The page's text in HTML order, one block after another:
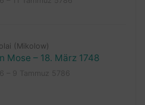
(Mikolow)
Mose – 18. März 1748